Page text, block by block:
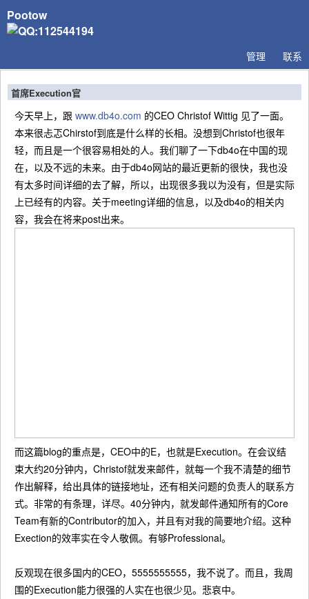
Pootow
联系
管理
首席Execution官
今天早上，跟 www.db4o.com 的CEO Christof Wittig 见了一面。
本来很忐忑Chirstof到底是什么样的长相。没想到Christof也很年
轻，而且是一个很容易相处的人。我们聊了一下db4o在中国的现
在，以及不远的未来。由于db4o网站的最近更新的很快，我也没
有太多时间详细的去了解，所以，出现很多我以为没有，但是实际
上已经有的内容。关于meeting详细的信息，以及db4o的相关内
容，我会在将来post出来。
而这篇blog的重点是，CEO中的E，也就是Execution。在会议结
束大约20分钟内，Christof就发来邮件，就每一个我不清楚的细节
作出解释，给出具体的链接地址，还有相关问题的负责人的联系方
式。非常的有条理，详尽。40分钟内，就发邮件通知所有的Core
Team有新的Contributor的加入，并且有对我的简要地介绍。这种
Exection的效率实在令人敬佩。有够Professional。
反观现在很多国内的CEO，5555555555，我不说了。而且，我周
围的Execution能力很强的人实在也很少见。悲哀中。